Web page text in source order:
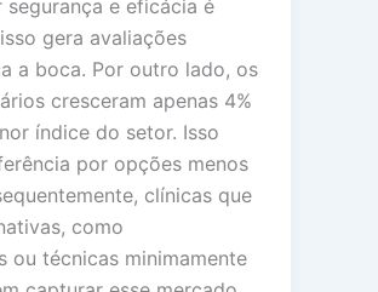
segurança e eficácia é
gera avaliações
a boca. Por outro lado, os
cresceram apenas 4%
índice do setor. Isso
por opções menos
clínicas que
como
ou técnicas minimamente